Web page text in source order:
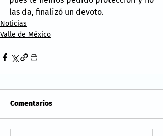
las da, finalizó un devoto.
Noticias
Valle de México
Comentarios